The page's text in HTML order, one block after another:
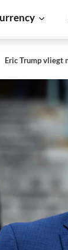
Eric Trump vliegt